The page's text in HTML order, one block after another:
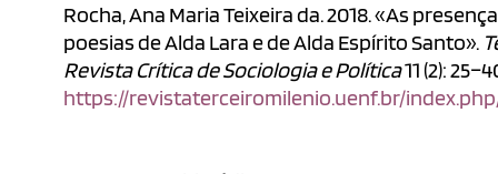
Rocha, Ana Maria Teixeira da. 2018. «As
poesias de Alda Lara e de Alda Espírito Santo».
Revista Crítica de Sociologia e Política11 (2):
https://revistaterceiromilenio.uenf.br/